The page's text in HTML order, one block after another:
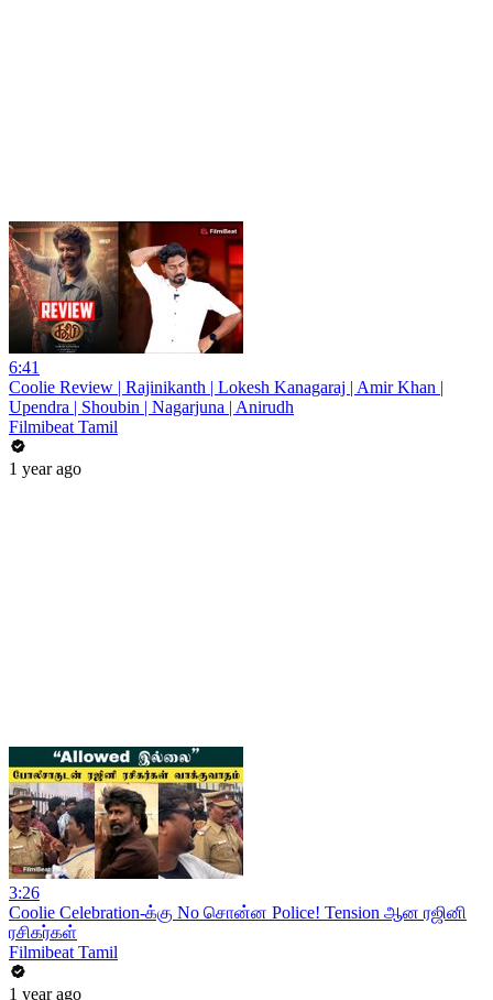
6:41
Coolie Review | Rajinikanth | Lokesh Kanagaraj | Amir Khan |
Upendra | Shoubin | Nagarjuna | Anirudh
Filmibeat Tamil
1 year ago
3:26
Coolie Celebration-க்கு No சொன்ன Police! Tension ஆன ரஜினி
ரசிகர்கள்
Filmibeat Tamil
1 year ago